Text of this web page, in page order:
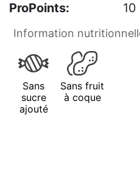
ProPoints:
10
Information
Sans
sucre
ajouté
Sans fruit
à coque